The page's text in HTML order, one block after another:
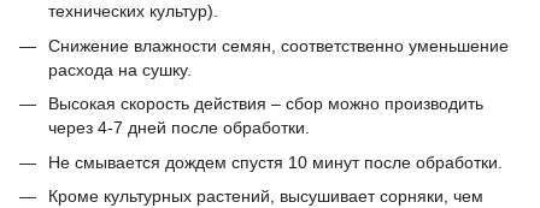
технических культур).
Снижение влажности семян, соответственно уменьшение
расхода на сушку.
Высокая скорость действия – сбор можно производить
через 4-7 дней после обработки.
Не смывается дождем спустя 10 минут после обработки.
Кроме культурных растений, высушивает сорняки, чем